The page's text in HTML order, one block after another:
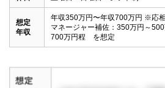
想定
年収
年収350万円〜年収700万円 ※応
マネージャー補佐：350万円～
700万円程　を想定